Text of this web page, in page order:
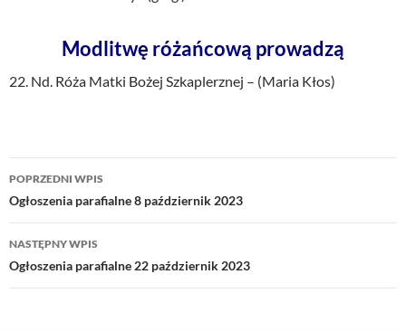
Modlitwę różańcową prowadzą
22. Nd. Róża Matki Bożej Szkaplerznej – (Maria Kłos)
Nawigacja
wpisu
POPRZEDNI WPIS
Ogłoszenia parafialne 8 październik 2023
NASTĘPNY WPIS
Ogłoszenia parafialne 22 październik 2023